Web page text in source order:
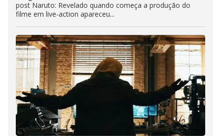
post Naruto: Revelado quando começa a produção do
filme em live-action apareceu...